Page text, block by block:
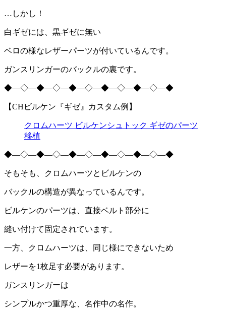
…しかし！
白ギゼには、黒ギゼに無い
ベロの様なレザーパーツが付いているんです。
ガンスリンガーのバックルの裏です。
◆―◇―◆―◇―◆―◇―◆―◇―◆―◇―◆
【CHビルケン『ギゼ』カスタム例】
クロムハーツ ビルケンシュトック ギゼのパーツ
移植
◆―◇―◆―◇―◆―◇―◆―◇―◆―◇―◆
そもそも、クロムハーツとビルケンの
バックルの構造が異なっているんです。
ビルケンのパーツは、直接ベルト部分に
縫い付けて固定されています。
一方、クロムハーツは、同じ様にできないため
レザーを1枚足す必要があります。
ガンスリンガーは
シンプルかつ重厚な、名作中の名作。